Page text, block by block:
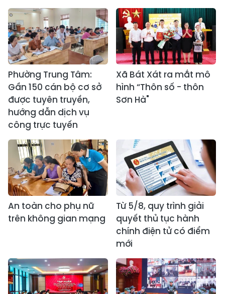
Phường Trung Tâm:
Gần 150 cán bộ cơ sở
được tuyên truyền,
hướng dẫn dịch vụ
công trực tuyến
Xã Bát Xát ra mắt mô
hình “Thôn số - thôn
Sơn Hà"
An toàn cho phụ nữ
trên không gian mạng
Từ 5/8, quy trình giải
quyết thủ tục hành
chính điện tử có điểm
mới